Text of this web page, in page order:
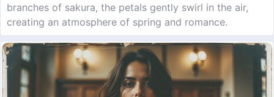
branches of sakura, the petals gently swirl in the air,
creating an atmosphere of spring and romance.